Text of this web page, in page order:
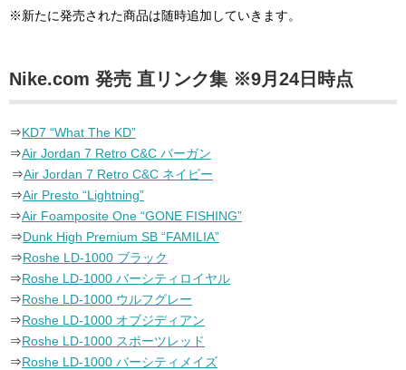
※新たに発売された商品は随時追加していきます。
Nike.com 発売 直リンク集 ※9月24日時点
⇒KD7 “What The KD”
⇒Air Jordan 7 Retro C&C バーガン
⇒Air Jordan 7 Retro C&C ネイビー
⇒Air Presto “Lightning”
⇒Air Foamposite One “GONE FISHING”
⇒Dunk High Premium SB “FAMILIA”
⇒Roshe LD-1000 ブラック
⇒Roshe LD-1000 バーシティロイヤル
⇒Roshe LD-1000 ウルフグレー
⇒Roshe LD-1000 オブジディアン
⇒Roshe LD-1000 スポーツレッド
⇒Roshe LD-1000 バーシティメイズ